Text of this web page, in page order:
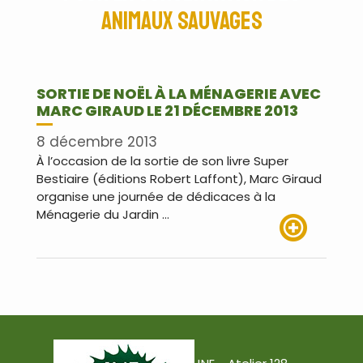
animaux sauvages
SORTIE DE NOËL À LA MÉNAGERIE AVEC
MARC GIRAUD LE 21 DÉCEMBRE 2013
8 décembre 2013
À l’occasion de la sortie de son livre Super
Bestiaire (éditions Robert Laffont), Marc Giraud
organise une journée de dédicaces à la
Ménagerie du Jardin …